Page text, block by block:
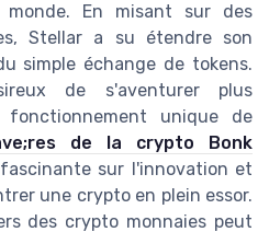
En misant sur des
Stellar a su étendre son
simple échange de tokens.
de s'aventurer plus
unique de
de la crypto Bonk
sur l'innovation et
une crypto en plein essor.
des crypto monnaies peut